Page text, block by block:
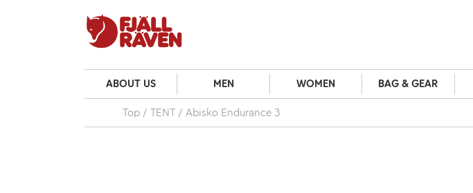
ABOUT US MEN WOMEN BAG & GEAR
Top TENT Abisko Endurance 3